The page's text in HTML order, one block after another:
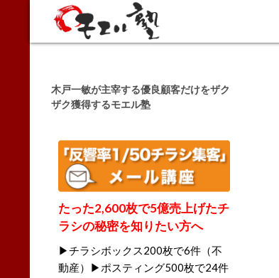
Search
木戸一敏が主宰する優良顧客だけをザク
ザク獲得するモエル塾
たった2,600枚で5億売上げたチ
ラシの秘密を知りたい方へ
▶チラシボックス200枚で6件（不
動産）▶ポスティング500枚で24件